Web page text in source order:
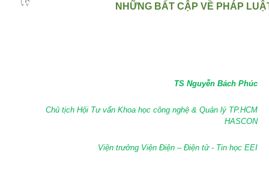
NHỮNG BẤT CẬP VỀ PHÁP
TS Nguyễn Bách Phúc
Chủ tịch Hội Tư vấn Khoa học công nghệ & Quản lý TP.HCM
HASCON
Viện trưởng Viện Điện – Điện tử - Tin học EEI